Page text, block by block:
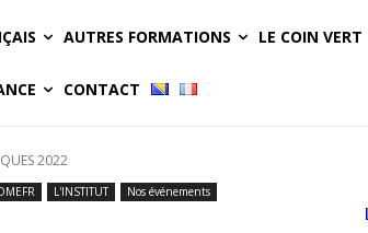
AUTRES FORMATIONS LE COIN VERT
CONTACT
2022
L'INSTITUT
Nos événements